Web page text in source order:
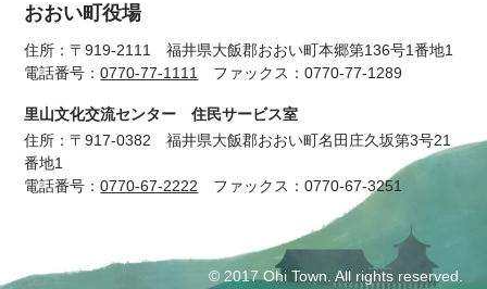
おおい町役場
住所：〒919-2111 福井県大飯郡おおい町本郷第136号1番地1
電話番号：0770-77-1111 ファックス：0770-77-1289
里山文化交流センター 住民サービス室
住所：〒917-0382 福井県大飯郡おおい町名田庄久坂第3号21
番地1
電話番号：0770-67-2222 ファックス：0770-67-3251
© 2017 Ohi Town. All rights reserved.